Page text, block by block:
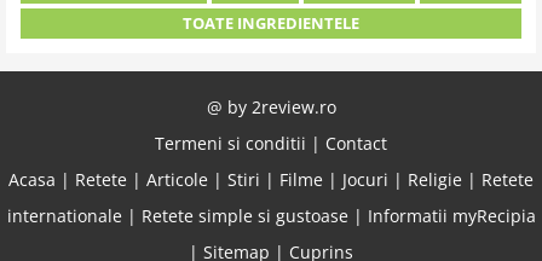
TOATE INGREDIENTELE
@ by 2review.ro
Termeni si conditii | Contact
Acasa | Retete | Articole | Stiri | Filme | Jocuri | Religie | Retete
internationale| Retete simple si gustoase| Informatii myRecipia
| Sitemap | Cuprins